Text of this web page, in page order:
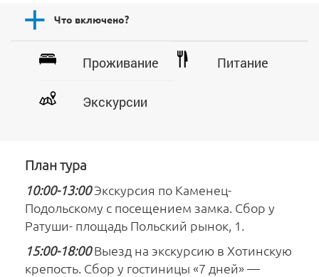
Что включено?
Проживание Питание
Экскурсии
План тура
10:00-13:00Экскурсия по Каменец-
Подольскому с посещением замка. Сбор у
Ратуши- площадь Польский рынок, 1.
15:00-18:00Выезд на экскурсию в Хотинскую
крепость. Сбор у гостиницы «7 дней» —